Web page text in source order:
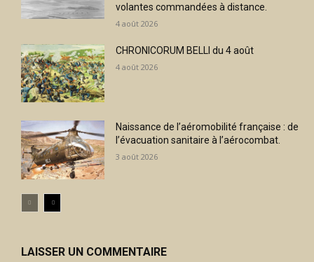
volantes commandées à distance.
4 août 2026
CHRONICORUM BELLI du 4 août
4 août 2026
Naissance de l’aéromobilité française : de
l’évacuation sanitaire à l’aérocombat.
3 août 2026
LAISSER UN COMMENTAIRE